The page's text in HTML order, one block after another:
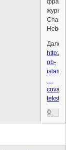
Далее:
http://
ob-
…
cova-
tekst
0